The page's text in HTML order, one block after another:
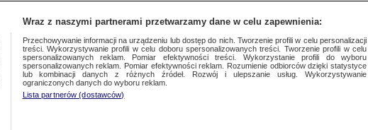
Wraz z naszymi partnerami przetwarzamy dane w celu zapewnienia:
Przechowywanie informacji na urządzeniu lub dostęp do nich. Tworzenie profili w celu personalizacji
treści. Wykorzystywanie profili w celu doboru spersonalizowanych treści. Tworzenie profili w celu
spersonalizowanych reklam. Pomiar efektywności treści. Wykorzystanie profili do wyboru
spersonalizowanych reklam. Pomiar efektywności reklam. Rozumienie odbiorców dzięki statystyce
lub kombinacji danych z różnych źródeł. Rozwój i ulepszanie usług. Wykorzystywanie
ograniczonych danych do wyboru reklam.
Lista partnerów (dostawców)